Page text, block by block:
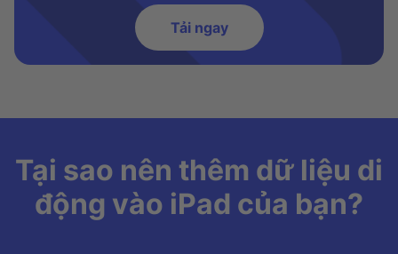
Tải ngay
Tại sao nên thêm dữ liệu di
động vào iPad của bạn?